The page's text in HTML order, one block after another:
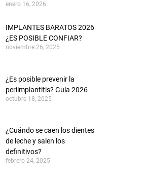
enero 16, 2026
IMPLANTES BARATOS 2026
¿ES POSIBLE CONFIAR?
noviembre 26, 2025
¿Es posible prevenir la
periimplantitis? Guía 2026
octubre 18, 2025
¿Cuándo se caen los dientes
de leche y salen los
definitivos?
febrero 24, 2025